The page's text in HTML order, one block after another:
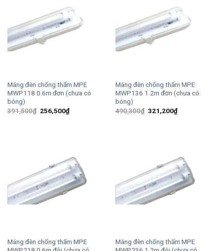
Máng đèn chống thấm MPE
MWP118 0.6m đơn (chưa có
bóng)
391,500₫ Giá
256,500₫Giá
hiện
Máng đèn chống thấm MPE
MWP136 1.2m đơn (chưa có
bóng)
490,300₫ Giá
321,200₫Giá
hiện
Máng đèn chống thấm MPE
Máng đèn chống thấm MPE